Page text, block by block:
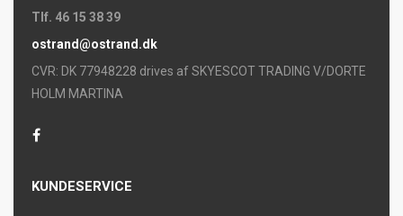
Tlf. 46 15 38 39
ostrand@ostrand.dk
CVR: DK 77948228 drives af SKYESCOT TRADING V/DORTE
HOLM MARTINA
KUNDESERVICE